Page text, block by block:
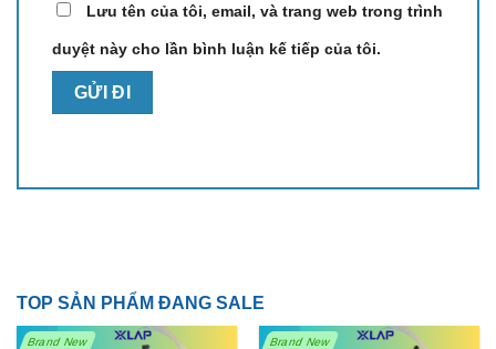
Lưu tên của tôi, email, và trang web trong trình
duyệt này cho lần bình luận kế tiếp của tôi.
TOP SẢN PHẨM ĐANG SALE
Brand New Brand New